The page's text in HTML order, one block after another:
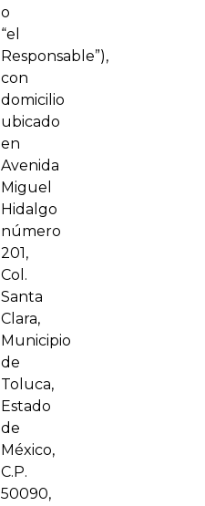
o
“el
Responsable”),
con
domicilio
ubicado
en
Avenida
Miguel
Hidalgo
número
201,
Col.
Santa
Clara,
Municipio
de
Toluca,
Estado
de
México,
C.P.
50090,